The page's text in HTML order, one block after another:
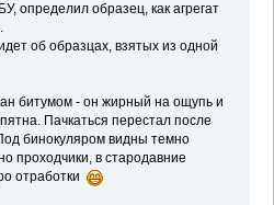
определил образец, как агрегат
об образцах, взятых из одной
битумом - он жирный на ощупь и
Пачкаться перестал после
бинокуляром видны темно
проходчики, в стародавние
отработки